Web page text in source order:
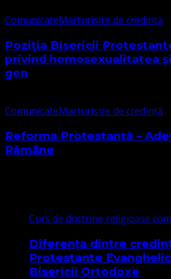
ComunicateMarturisire de credință
Poziția Bisericii
privind homosexualitatea
gen
ComunicateMarturisire de credință
Reforma Protestantă –
Rămâne
Curs de doctrine religioase
Diferența dintre
Protestante
Bisericii Ortodoxe